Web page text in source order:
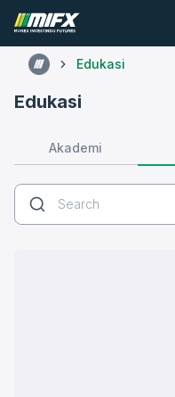
Edukasi
Edukasi
Akademi